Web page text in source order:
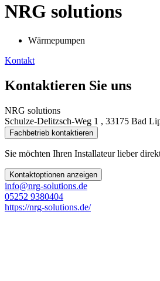
NRG solutions
Wärmepumpen
Kontakt
Kontaktieren Sie uns
NRG solutions
Schulze-Delitzsch-Weg 1 , 33175 Bad
Fachbetrieb kontaktieren
Sie möchten Ihren Installateur lieber
Kontaktoptionen anzeigen
info@nrg-solutions.de
05252 9380404
https://nrg-solutions.de/